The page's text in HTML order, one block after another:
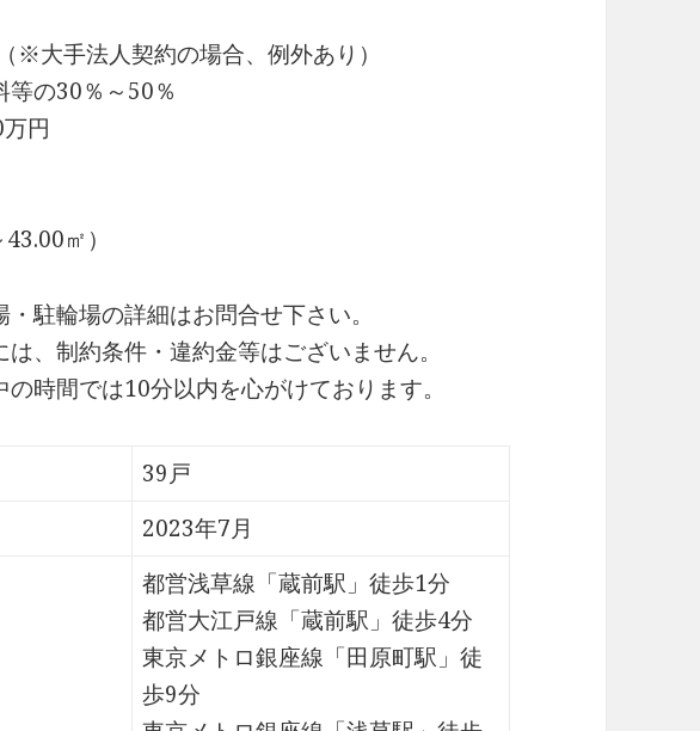
手法人契約の場合、例外あり）
等の30％～50％
円
㎡）
駐輪場の詳細はお問合せ下さい。
、制約条件・違約金等はございません。
時間では10分以内を心がけております。
39戸
2023年7月
都営浅草線「蔵前駅」徒歩1分
都営大江戸線「蔵前駅」徒歩4分
東京メトロ銀座線「田原町駅」徒
歩9分